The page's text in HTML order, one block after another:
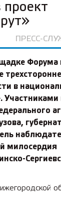
проект
ПРЕСС-
Форума
в
Участниками
,
милосердия